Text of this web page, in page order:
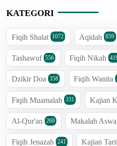
KATEGORI
Fiqih Shalat 1072 Aqidah 859
Tashawuf 556 Fiqih Nikah
Dzikir Doa 358 Fiqih Wanita
Fiqih Muamalah 331 Kajian
Al-Qur'an 269 Makalah
Fiqih Jenazah 241 Kajian